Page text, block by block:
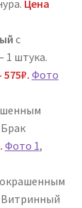
Цена
с
1 штука.
Фото
Фото 1,
Витринный